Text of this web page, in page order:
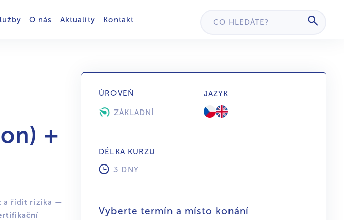
O nás Aktuality Kontakt
+
a řídit rizika —
ÚROVEŇ
ZÁKLADNÍ
JAZYK
DÉLKA KURZU
3 DNY
Vyberte termín a místo konání